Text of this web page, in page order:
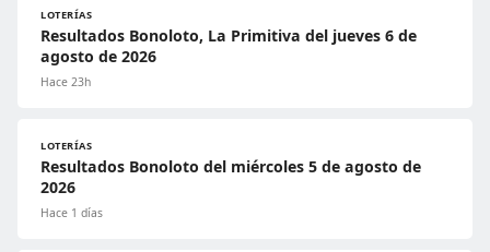
LOTERÍAS
Resultados Bonoloto, La Primitiva del jueves 6 de
agosto de 2026
Hace 23h
LOTERÍAS
Resultados Bonoloto del miércoles 5 de agosto de
2026
Hace 1 días